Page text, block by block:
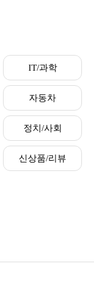
IT/과학
자동차
정치/사회
신상품/리뷰